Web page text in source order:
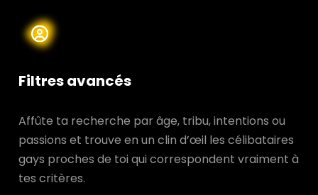
Filtres avancés
Affûte ta recherche par âge, tribu, intentions ou
passions et trouve en un clin d’œil les célibataires
gays proches de toi qui correspondent vraiment à
tes critères.